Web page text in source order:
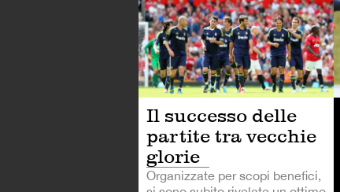
Il successo delle
partite tra vecchie
glorie
Organizzate per scopi benefici,